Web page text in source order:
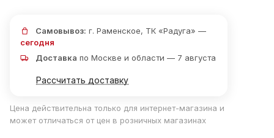
Самовывоз: г. Раменское, ТК «Радуга» —
сегодня
Доставка по Москве и области — 7 августа
Рассчитать доставку
Цена действительна только для интернет-магазина и
может отличаться от цен в розничных магазинах